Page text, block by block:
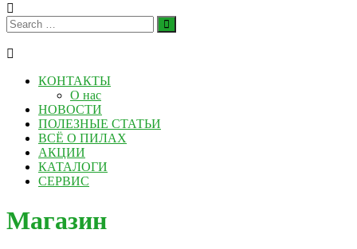
КОНТАКТЫ
О нас
НОВОСТИ
ПОЛЕЗНЫЕ СТАТЬИ
ВСЁ О ПИЛАХ
АКЦИИ
КАТАЛОГИ
СЕРВИС
Магазин